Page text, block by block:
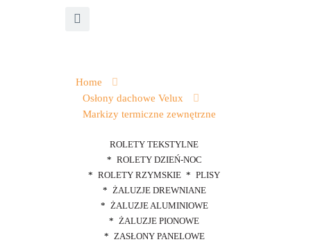
Home
Osłony dachowe Velux
Markizy termiczne zewnętrzne
ROLETY TEKSTYLNE
ROLETY DZIEŃ-NOC
ROLETY RZYMSKIE
PLISY
ŻALUZJE DREWNIANE
ŻALUZJE ALUMINIOWE
ŻALUZJE PIONOWE
ZASŁONY PANELOWE